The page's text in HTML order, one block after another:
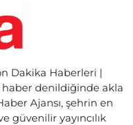
Dakika Haberleri |
haber denildiğinde akla
Ajansı, şehrin en
güvenilir yayıncılık